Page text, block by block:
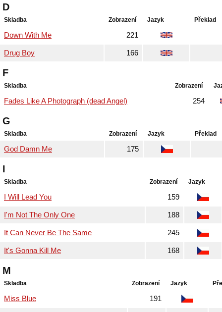
D
Skladba Zobrazení Jazyk Překlad
Down With Me 221
Drug Boy 166
F
Skladba Zobrazení
Fades Like A Photograph (dead Angel) 254
G
Skladba Zobrazení Jazyk Překlad
God Damn Me 175
I
Skladba Zobrazení Jazyk
I Will Lead You 159
I'm Not The Only One 188
It Can Never Be The Same 245
It's Gonna Kill Me 168
M
Skladba Zobrazení Jazyk
Miss Blue 191